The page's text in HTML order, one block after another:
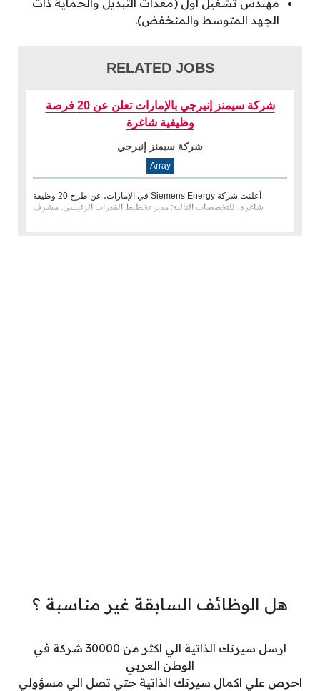
مهندس تشغيل أول (معدات التبديل والحماية ذات
الجهد المتوسط ​​والمنخفض).
RELATED JOBS
شركة سيمنز إنيرجي بالإمارات تعلن عن 20 فرصة
وظيفية شاغرة
شركة سيمنز إنيرجي
Array
أعلنت شركة ‏Siemens Energy في الإمارات، عن طرح 20 وظيفة
شاغرة، للتخصصات التالية: مدير تخطيط القدرات الرئيسي. مشرف
هل الوظائف السابقة غير مناسبة ؟
ارسل سيرتك الذاتية الي اكثر من 30000 شركة في
الوطن العربي
احرص علي اكمال سيرتك الذاتية حتي تصل الي مسؤولي